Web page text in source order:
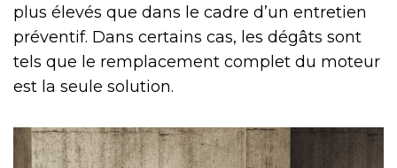
plus élevés que dans le cadre d’un entretien
préventif. Dans certains cas, les dégâts sont
tels que le remplacement complet du moteur
est la seule solution.